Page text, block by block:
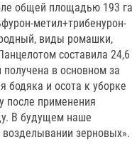
общей площадью 193
метил+трибенурон-
виды ромашки,
составила 24,6
в основном за
бодяка и осота к уборке
после применения
В будущем наше
зерновых».